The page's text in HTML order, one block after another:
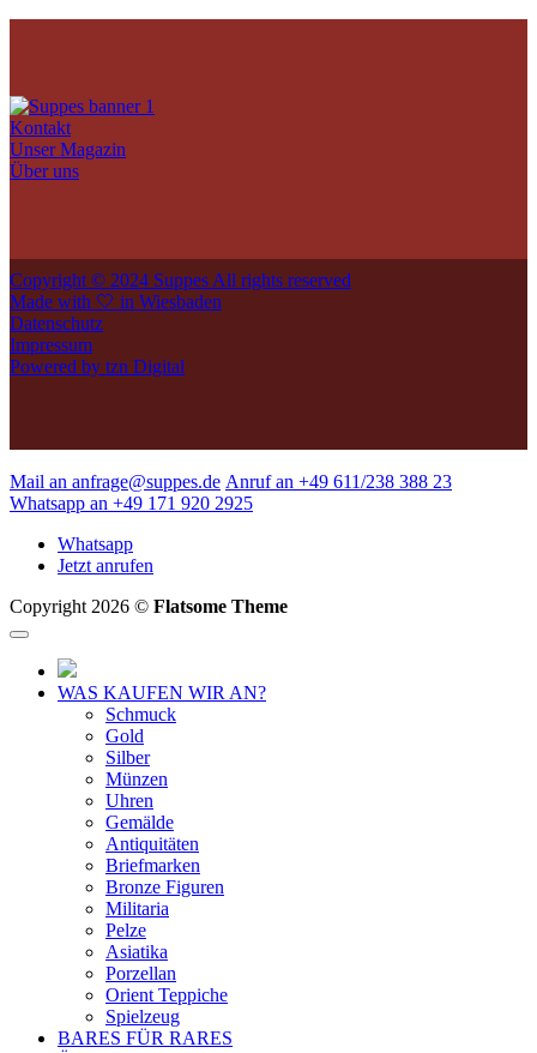
Kontakt
Unser Magazin
Über uns
Copyright © 2024 Suppes All rights reserved
Made with 🤍 in Wiesbaden
Datenschutz
Impressum
Powered by tzn Digital
Mail an anfrage@suppes.de Anruf an +49 611/238 388 23
Whatsapp an +49 171 920 2925
Whatsapp
Jetzt anrufen
Copyright 2026 © Flatsome Theme
WAS KAUFEN WIR AN?
Schmuck
Gold
Silber
Münzen
Uhren
Gemälde
Antiquitäten
Briefmarken
Bronze Figuren
Militaria
Pelze
Asiatika
Porzellan
Orient Teppiche
Spielzeug
BARES FÜR RARES